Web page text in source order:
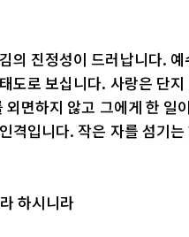
의 진정성이 드러납니다.
도로 보십니다. 사랑은 단
면하지 않고 그에게 한 일
격입니다. 작은 자를 섬기
하시니라